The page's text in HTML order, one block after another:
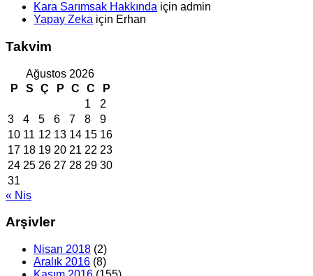
Kara Sarımsak Hakkında için admin
Yapay Zeka için Erhan
Takvim
Ağustos 2026
P
S Ç P C C
P
1
2
3
4 5 6 7 8
9
10 11 12 13 14 15 16
17 18 19 20 21 22 23
24 25 26 27 28 29 30
31
« Nis
Arşivler
Nisan 2018 (2)
Aralık 2016 (8)